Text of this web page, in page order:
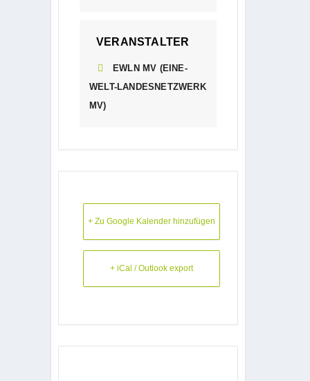
VERANSTALTER
EWLN MV (EINE-
WELT-LANDESNETZWERK
MV)
+ Zu Google Kalender hinzufügen
+ iCal / Outlook export